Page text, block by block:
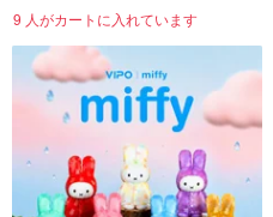
9 人がカートに入れています